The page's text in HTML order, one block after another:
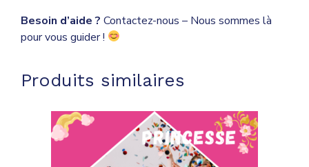
Besoin d’aide ? Contactez-nous – Nous sommes là
pour vous guider !
Produits similaires